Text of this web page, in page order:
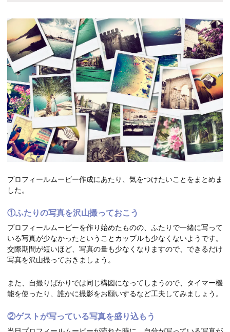
プロフィールムービー作成にあたり、気をつけたいことをまとめま
した。
①ふたりの写真を沢山撮っておこう
プロフィールムービーを作り始めたものの、ふたりで一緒に写って
いる写真が少なかったということカップルも少なくないようです。
交際期間が短いほど、写真の量も少なくなりますので、できるだけ
写真を沢山撮っておきましょう。
また、自撮りばかりでは同じ構図になってしまうので、タイマー機
能を使ったり、誰かに撮影をお願いするなど工夫してみましょう。
②ゲストが写っている写真を盛り込もう